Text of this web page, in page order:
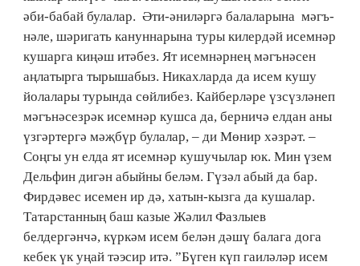
әби-бабай булалар. Әти-әниләргә балаларына мәгъ­
нәле, шәригать кануннарына туры килердәй исемнәр
кушарга киңәш итәбез. Ят исем­нәрнең мәгънәсен
аңлатырга тырышабыз. Никахларда да исем кушу
йолалары турында сөй­либез. Кай­бер­ләре үзсүзләнеп
мәгънә­сез­рәк исемнәр кушса да, берничә елдан аны
үзгәртергә мәҗбүр булалар, – ди Мөнир хәзрәт. –
Соңгы ун елда ят исем­нәр кушучылар юк. Мин үзем
Дельфин дигән абыйны беләм. Гүзәл абый да бар.
Фирдәвес исемен ир дә, хатын-кызга да кушалар.
Татарстанның баш казые Жәлил Фазлыев
белдергәнчә, күркәм исем белән дәшү балага дога
кебек үк уңай тәэсир итә. ”Бүген күп гаиләләр исем